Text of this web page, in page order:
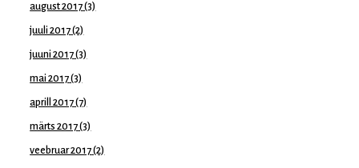
august 2017(3)
juuli 2017(2)
juuni 2017(3)
mai 2017(3)
aprill 2017(7)
märts 2017(3)
veebruar 2017(2)